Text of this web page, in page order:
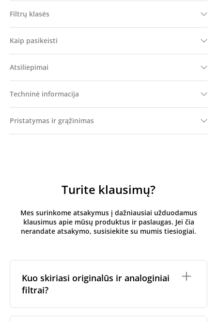
Filtrų klasės
Kaip pasikeisti
Atsiliepimai
Techninė informacija
Pristatymas ir grąžinimas
Turite klausimų?
Mes surinkome atsakymus į dažniausiai užduodamus
klausimus apie mūsų produktus ir paslaugas. Jei čia
nerandate atsakymo, susisiekite su mumis tiesiogiai.
Kuo skiriasi originalūs ir analoginiai
filtrai?